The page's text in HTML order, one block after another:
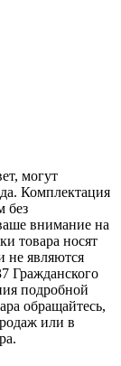
могут
Комплектация
без
внимание на
товара носят
не являются
Гражданского
подробной
обращайтесь,
или в